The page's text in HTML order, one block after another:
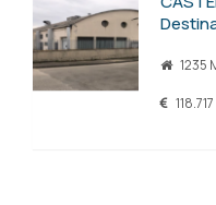
1235
118.717